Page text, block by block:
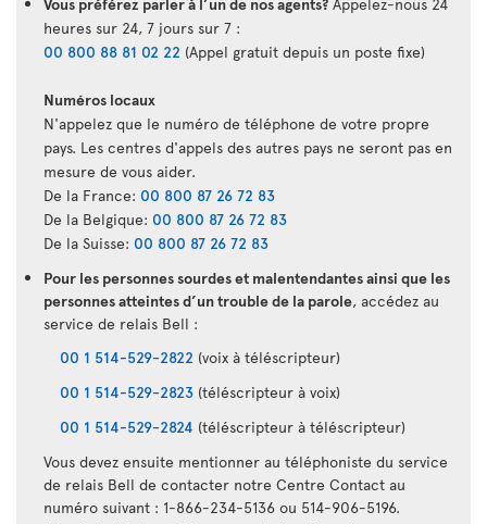
heures sur 24, 7 jours sur 7 :
00 800 88 81 02 22 (Appel gratuit depuis un poste fixe)
Numéros locaux
N'appelez que le numéro de téléphone de votre propre
pays. Les centres d'appels des autres pays ne seront pas en
mesure de vous aider.
De la France: 00 800 87 26 72 83
De la Belgique: 00 800 87 26 72 83
De la Suisse: 00 800 87 26 72 83
Pour les personnes sourdes et malentendantes ainsi que les
personnes atteintes d’un trouble de la parole, accédez au
service de relais Bell :
00 1 514-529-2822 (voix à téléscripteur)
00 1 514-529-2823 (téléscripteur à voix)
00 1 514-529-2824 (téléscripteur à téléscripteur)
Vous devez ensuite mentionner au téléphoniste du service
de relais Bell de contacter notre Centre Contact au
numéro suivant : 1-866-234-5136 ou 514-906-5196.